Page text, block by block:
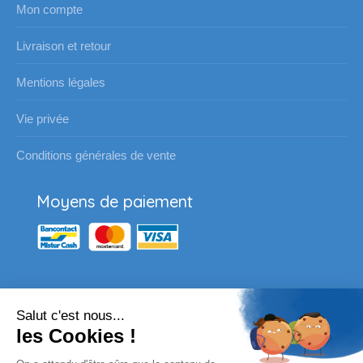
Mon compte
Livraison et retour
Mentions légales
Vie privée
Conditions générales de vente
Moyens de paiement
Nos partenaires
Vous souhaitez passer une
Salut c'est nous...
les Cookies !